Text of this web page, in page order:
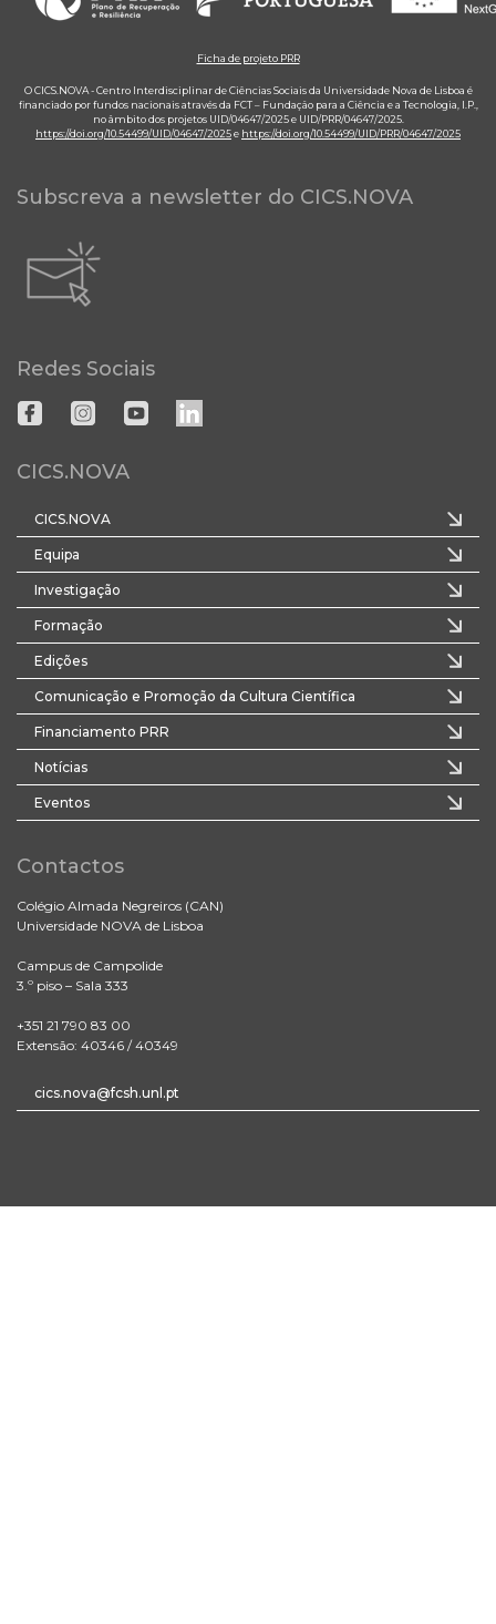
Ficha de projeto PRR
O CICS.NOVA - Centro Interdisciplinar de Ciências Sociais da Universidade Nova de Lisboa é
financiado por fundos nacionais através da FCT – Fundação para a Ciência e a Tecnologia, I.P.,
no âmbito dos projetos UID/04647/2025 e UID/PRR/04647/2025.
https://doi.org/10.54499/UID/04647/2025e https://doi.org/10.54499/UID/PRR/04647/2025
Subscreva a newsletter do CICS.NOVA
Redes Sociais
CICS.NOVA
CICS.NOVA
Equipa
Investigação
Formação
Edições
Comunicação e Promoção da Cultura Científica
Financiamento PRR
Notícias
Eventos
Contactos
Colégio Almada Negreiros (CAN)
Universidade NOVA de Lisboa
Campus de Campolide
3.º piso – Sala 333
+351 21 790 83 00
Extensão: 40346 / 40349
cics.nova@fcsh.unl.pt